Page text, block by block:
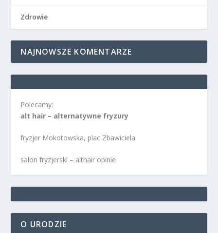
Zdrowie
NAJNOWSZE KOMENTARZE
Polecamy:
alt hair – alternatywne fryzury
fryzjer Mokotowska, plac Zbawiciela
salon fryzjerski – althair opinie
O URODZIE